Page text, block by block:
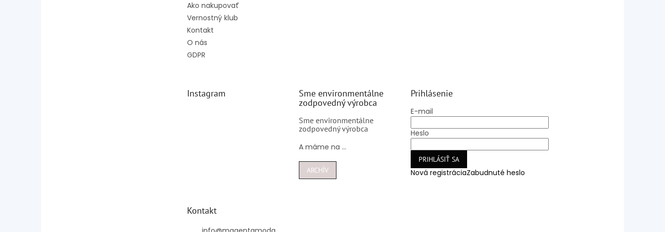
Ako nakupovať
Vernostný klub
Kontakt
O nás
GDPR
Instagram
Sme environmentálne
zodpovedný výrobca
Sme environmentálne
zodpovedný výrobca
A máme na ...
ARCHÍV
Prihlásenie
E-mail
Heslo
PRIHLÁSIŤ SA
Nová registráciaZabudnuté heslo
Kontakt